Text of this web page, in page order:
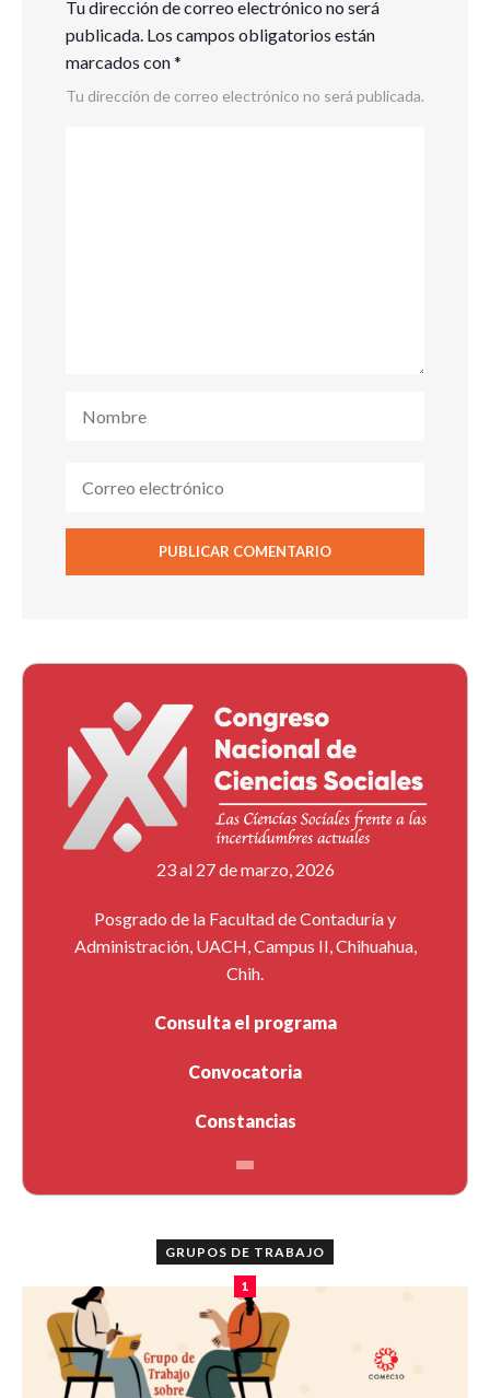
Tu dirección de correo electrónico no será
publicada. Los campos obligatorios están
marcados con*
Tu dirección de correo electrónico no será publicada.
23 al 27 de marzo, 2026
Posgrado de la Facultad de Contaduría y
Administración, UACH, Campus II, Chihuahua,
Chih.
Consulta el programa
Convocatoria
Constancias
GRUPOS DE TRABAJO
1